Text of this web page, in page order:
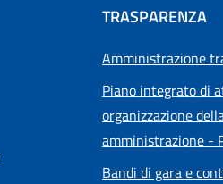
TRASPARENZA
Amministrazione
Piano integrato di
organizzazione
amministrazione -
Bandi di gara e